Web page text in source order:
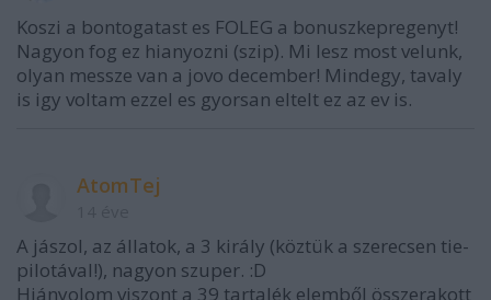
Koszi a bontogatast es FOLEG a bonuszkepregenyt!
Nagyon fog ez hianyozni (szip). Mi lesz most velunk,
olyan messze van a jovo december! Mindegy, tavaly
is igy voltam ezzel es gyorsan eltelt ez az ev is.
AtomTej
A jászol, az állatok, a 3 király (köztük a szerecsen tie-
pilotával!), nagyon szuper. :D
Hiányolom viszont a 39 tartalék elemből összerakott